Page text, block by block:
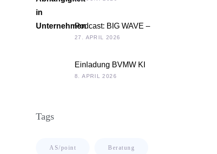
Podcast: BIG WAVE –
Unternehmenskultur als
27. APRIL 2026
Einladung BVMW KI
Roadshow 2026: KI im Kontext
8. APRIL 2026
Tags
AS/point Beratung